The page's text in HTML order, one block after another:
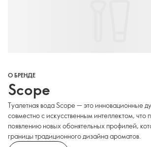
О БРЕНДЕ
Scope
Туалетная вода Scope — это инновационные
совместно с искусственным интеллектом, что
появлению новых обонятельных профилей,
границы традиционного дизайна ароматов.